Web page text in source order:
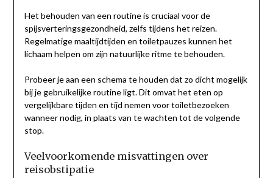
Het behouden van een routine is cruciaal voor de
spijsverteringsgezondheid, zelfs tijdens het reizen.
Regelmatige maaltijdtijden en toiletpauzes kunnen het
lichaam helpen om zijn natuurlijke ritme te behouden.
Probeer je aan een schema te houden dat zo dicht mogelijk
bij je gebruikelijke routine ligt. Dit omvat het eten op
vergelijkbare tijden en tijd nemen voor toiletbezoeken
wanneer nodig, in plaats van te wachten tot de volgende
stop.
Veelvoorkomende misvattingen over
reisobstipatie